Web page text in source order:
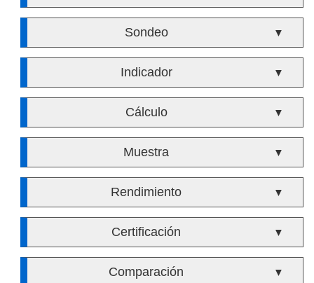
Sondeo ▼
Indicador ▼
Cálculo ▼
Muestra ▼
Rendimiento ▼
Certificación ▼
Comparación ▼